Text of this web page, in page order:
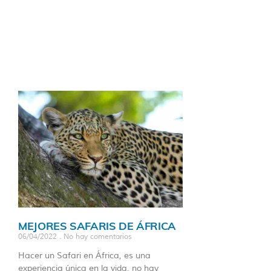
MEJORES SAFARIS DE ÁFRICA
06/04/2022 No hay comentarios
Hacer un Safari en África, es una
experiencia única en la vida, no hay